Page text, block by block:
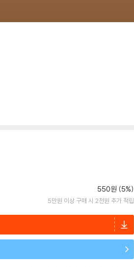
550원 (5%)
5만원 이상 구매 시 2천원 추가 적립